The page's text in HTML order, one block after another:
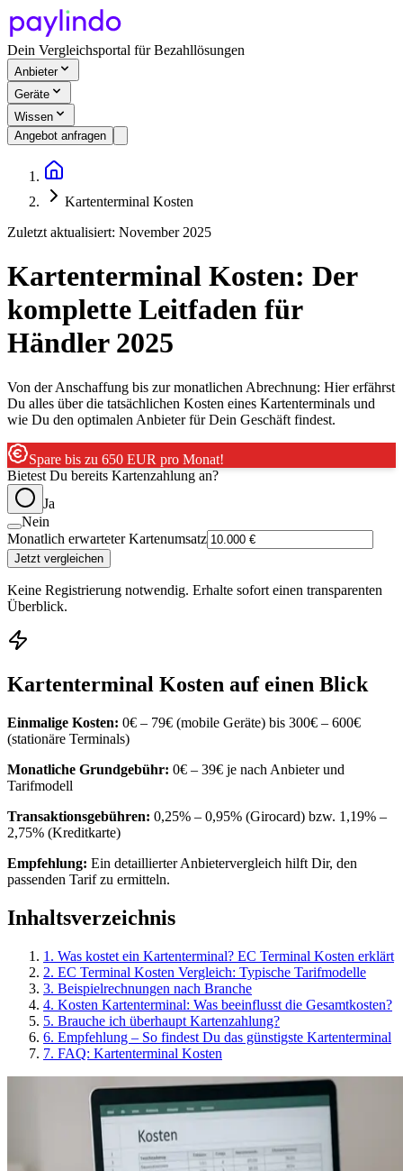
Dein Vergleichsportal für Bezahllösungen
Anbieter
Geräte
Wissen
Angebot anfragen
Kartenterminal Kosten
Zuletzt aktualisiert: November 2025
Kartenterminal Kosten: Der
komplette Leitfaden für
Händler 2025
Von der Anschaffung bis zur monatlichen Abrechnung: Hier erfährst
Du alles über die tatsächlichen Kosten eines Kartenterminals und
wie Du den optimalen Anbieter für Dein Geschäft findest.
Spare bis zu 650 EUR pro Monat!
Bietest Du bereits Kartenzahlung an?
Ja
Nein
Monatlich erwarteter Kartenumsatz
Jetzt vergleichen
Keine Registrierung notwendig. Erhalte sofort einen transparenten
Überblick.
Kartenterminal Kosten auf einen Blick
Einmalige Kosten: 0€ – 79€ (mobile Geräte) bis 300€ – 600€
(stationäre Terminals)
Monatliche Grundgebühr: 0€ – 39€ je nach Anbieter und
Tarifmodell
Transaktionsgebühren: 0,25% – 0,95% (Girocard) bzw. 1,19% –
2,75% (Kreditkarte)
Empfehlung: Ein detaillierter Anbietervergleich hilft Dir, den
passenden Tarif zu ermitteln.
Inhaltsverzeichnis
1 . Was kostet ein Kartenterminal? EC Terminal Kosten erklärt
2. EC Terminal Kosten Vergleich: Typische Tarifmodelle
3. Beispielrechnungen nach Branche
4. Kosten Kartenterminal: Was beeinflusst die Gesamtkosten?
5. Brauche ich überhaupt Kartenzahlung?
6. Empfehlung – So findest Du das günstigste Kartenterminal
7. FAQ: Kartenterminal Kosten